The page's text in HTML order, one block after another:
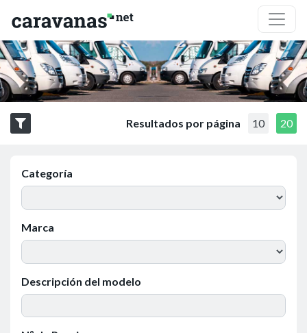
Resultados por página 10 20
Categoría
Marca
Descripción del modelo